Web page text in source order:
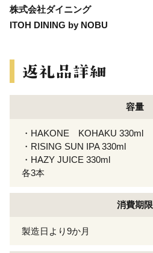
株式会社ダイニング
ITOH DINING by NOBU
容量
・HAKONE KOHAKU 330ml
・RISING SUN IPA 330ml
・HAZY JUICE 330ml
各3本
消費期限
製造日より9か月